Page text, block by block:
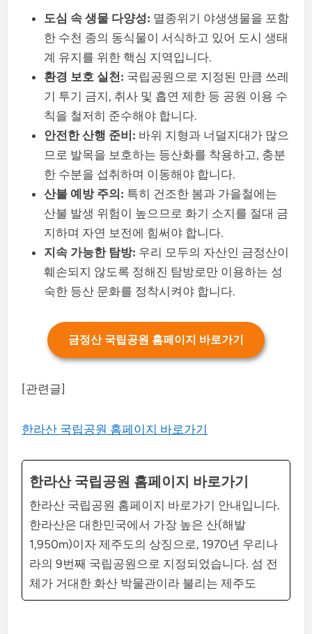
도심 속 생물 다양성: 멸종위기 야생생물을 포함
한 수천 종의 동식물이 서식하고 있어 도시 생태
계 유지를 위한 핵심 지역입니다.
환경 보호 실천: 국립공원으로 지정된 만큼 쓰레
기 투기 금지, 취사 및 흡연 제한 등 공원 이용 수
칙을 철저히 준수해야 합니다.
안전한 산행 준비: 바위 지형과 너덜지대가 많으
므로 발목을 보호하는 등산화를 착용하고, 충분
한 수분을 섭취하며 이동해야 합니다.
산불 예방 주의: 특히 건조한 봄과 가을철에는
산불 발생 위험이 높으므로 화기 소지를 절대 금
지하며 자연 보전에 힘써야 합니다.
지속 가능한 탐방: 우리 모두의 자산인 금정산이
훼손되지 않도록 정해진 탐방로만 이용하는 성
숙한 등산 문화를 정착시켜야 합니다.
금정산 국립공원 홈페이지 바로가기
[관련글]
한라산 국립공원 홈페이지 바로가기
한라산 국립공원 홈페이지 바로가기
한라산 국립공원 홈페이지 바로가기 안내입니다.
한라산은 대한민국에서 가장 높은 산(해발
1,950m)이자 제주도의 상징으로, 1970년 우리나
라의 9번째 국립공원으로 지정되었습니다. 섬 전
체가 거대한 화산 박물관이라 불리는 제주도